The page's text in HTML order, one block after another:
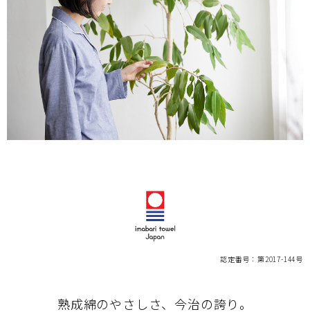
認定番号：第2017-144号
熟成綿のやさしさ、今治の誇り。